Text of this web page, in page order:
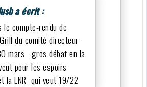
a écrit :
le compte-rendu de
du comité directeur
mars gros débat en la
pour les espoirs
la LNR qui veut 19/22